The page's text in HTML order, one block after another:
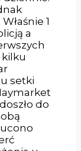
1
a
setki
do